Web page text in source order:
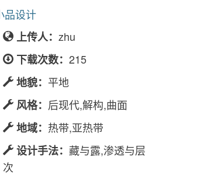
品设计
上传人： zhu
下载次数： 215
地貌： 平地
风格： 后现代,解构,曲面
地域： 热带,亚热带
设计手法： 藏与露,渗透与层
次